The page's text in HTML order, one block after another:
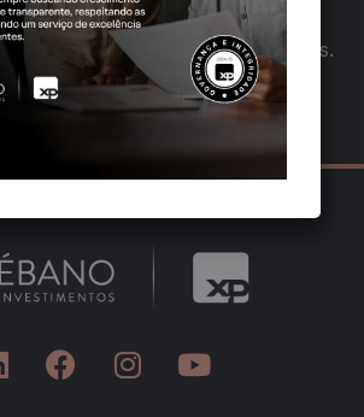
dos interesses dos nossos clientes.